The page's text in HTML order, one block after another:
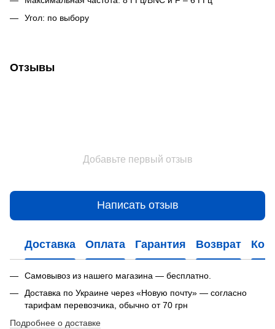
Угол: по выбору
Отзывы
Добавьте первый отзыв
Написать отзыв
Доставка Оплата Гарантия Возврат
Самовывоз из нашего магазина — бесплатно.
Доставка по Украине через «Новую почту» — согласно
тарифам перевозчика, обычно от 70 грн
Подробнее о доставке